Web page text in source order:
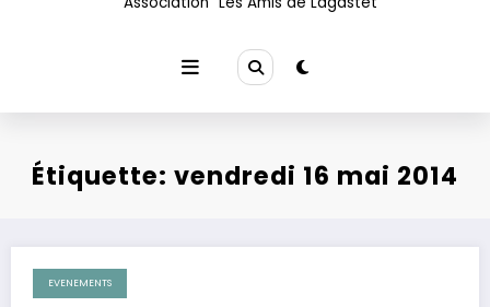
Étiquette: vendredi 16 mai 2014
20 mai 2014
EVENEMENTS